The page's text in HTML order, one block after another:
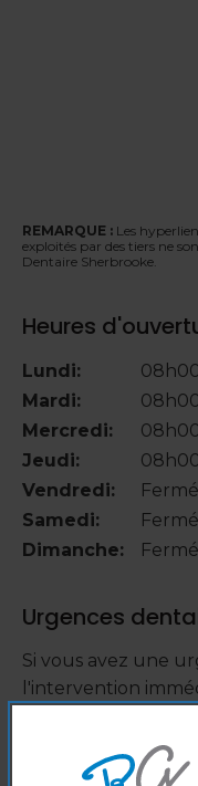
REMARQUE : Les
exploités par des tiers ne
Dentaire Sherbrooke.
Heures
Lundi:
Mardi:
Mercredi:
Jeudi:
Vendredi:
Fermé
Samedi:
Fermé
Dimanche:
Fermé
Urgences
Si vous avez une
l'intervention